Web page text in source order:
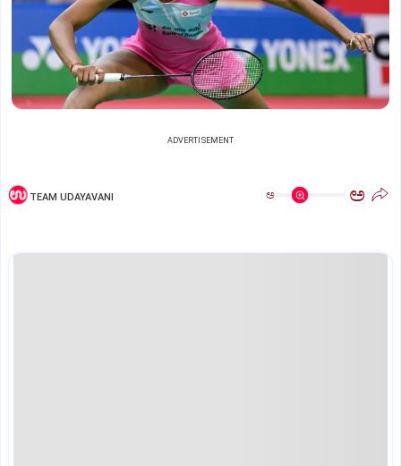
ADVERTISEMENT
TEAM UDAYAVANI ಅ ಅ